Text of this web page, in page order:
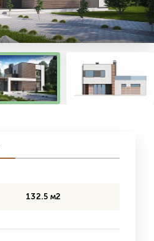
132.5 м2